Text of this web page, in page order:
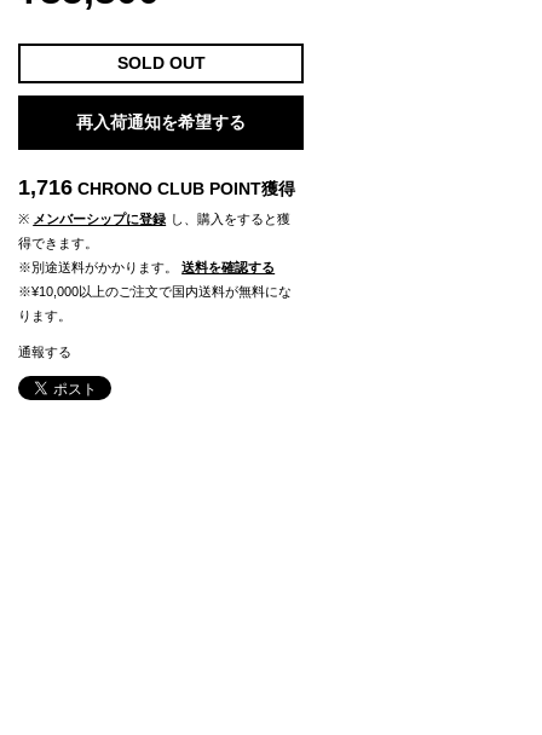
SOLD OUT
再入荷通知を希望する
1,716 CHRONO CLUB POINT獲得
※ メンバーシップに登録 し、購入をすると獲
得できます。
※別途送料がかかります。
送料を確認する
※¥10,000以上のご注文で国内送料が無料にな
ります。
通報する